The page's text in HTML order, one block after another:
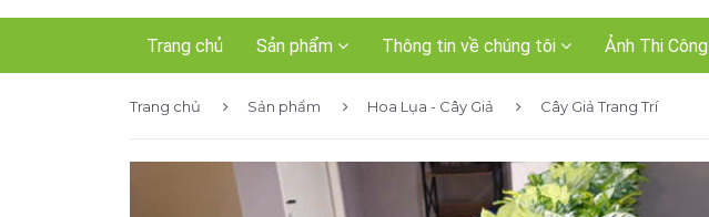
Trang chủ Sản phẩm Thông tin về chúng tôi Ảnh Thi Công
Trang chủ Sản phẩm Hoa Lụa - Cây Giả Cây Giả Trang Trí